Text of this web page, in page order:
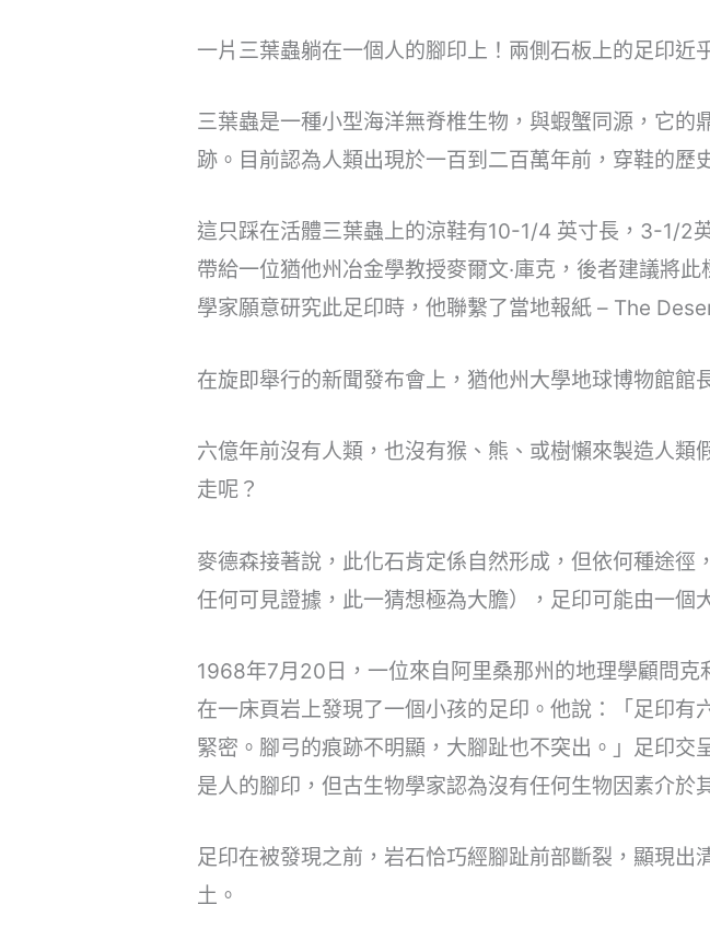
一片三葉蟲躺在一個人的腳印上！兩側石板上的足印近
三葉蟲是一種小型海洋無脊椎生物，與蝦蟹同源，它
跡。目前認為人類出現於一百到二百萬年前，穿鞋的歷
這只踩在活體三葉蟲上的涼鞋有10-1/4 英寸長，3-1/2
帶給一位猶他州冶金學教授麥爾文·庫克，後者建議將
學家願意研究此足印時，他聯繫了當地報紙 – The
在旋即舉行的新聞發布會上，猶他州大學地球博物館館
六億年前沒有人類，也沒有猴、熊、或樹懶來製造人
走呢？
麥德森接著說，此化石肯定係自然形成，但依何種途徑
任何可見證據，此一猜想極為大膽），足印可能由一個
1968年7月20日，一位來自阿里桑那州的地理學顧問
在一床頁岩上發現了一個小孩的足印。他說：「足印
緊密。腳弓的痕跡不明顯，大腳趾也不突出。」足印
是人的腳印，但古生物學家認為沒有任何生物因素介於
足印在被發現之前，岩石恰巧經腳趾前部斷裂，顯現
土。